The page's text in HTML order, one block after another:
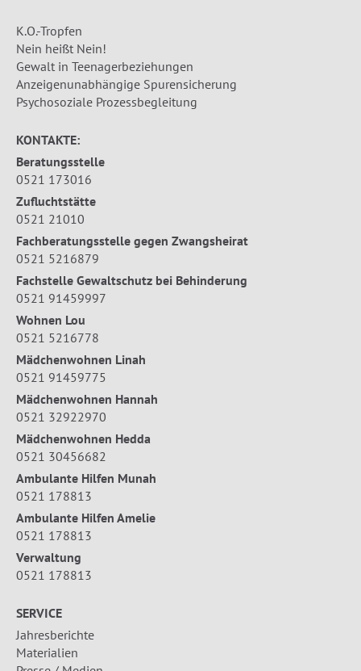
K.O.-Tropfen
Nein heißt Nein!
Gewalt in Teenagerbeziehungen
Anzeigenunabhängige Spurensicherung
Psychosoziale Prozessbegleitung
KONTAKTE:
Beratungsstelle
0521 173016
Zufluchtstätte
0521 21010
Fachberatungsstelle gegen Zwangsheirat
0521 5216879
Fachstelle Gewaltschutz bei Behinderung
0521 91459997
Wohnen Lou
0521 5216778
Mädchenwohnen Linah
0521 91459775
Mädchenwohnen Hannah
0521 32922970
Mädchenwohnen Hedda
0521 30456682
Ambulante Hilfen Munah
0521 178813
Ambulante Hilfen Amelie
0521 178813
Verwaltung
0521 178813
SERVICE
Jahresberichte
Materialien